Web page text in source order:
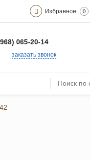
Избранное: 0
065-20-14
заказать звонок